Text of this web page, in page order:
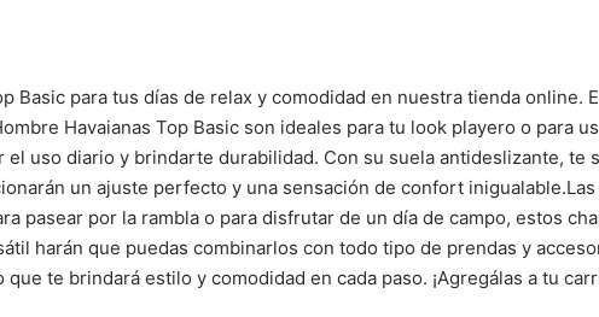
Basic para tus días de relax y comodidad en nuestra tienda
Havaianas Top Basic son ideales para tu look playero o para
uso diario y brindarte durabilidad. Con su suela antideslizante, te
un ajuste perfecto y una sensación de confort
pasear por la rambla o para disfrutar de un día de campo, estos
harán que puedas combinarlos con todo tipo de prendas y
que te brindará estilo y comodidad en cada paso. ¡Agregálas a tu